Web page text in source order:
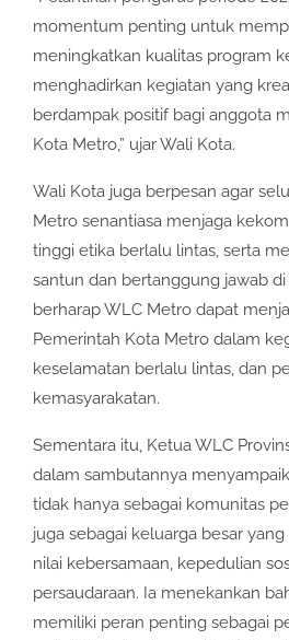
momentum penting untuk
meningkatkan kualitas program
menghadirkan kegiatan yang
berdampak positif bagi anggota
Kota Metro,” ujar Wali Kota.
Wali Kota juga berpesan agar
Metro senantiasa menjaga
tinggi etika berlalu lintas, serta
santun dan bertanggung jawab
berharap WLC Metro dapat
Pemerintah Kota Metro dalam
keselamatan berlalu lintas, dan
kemasyarakatan.
Sementara itu, Ketua WLC
dalam sambutannya
tidak hanya sebagai komunitas
juga sebagai keluarga besar
nilai kebersamaan, kepedulian
persaudaraan. Ia menekankan
memiliki peran penting sebagai